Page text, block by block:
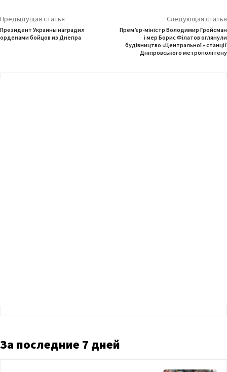
Предыдущая статья
Президент Украины наградил
орденами бойцов из Днепра
Следующая статья
Прем’єр-міністр Володимир Гройсман
і мер Борис Філатов оглянули
будівництво «Центральної» станції
Дніпровського метрополітену
За последние 7 дней